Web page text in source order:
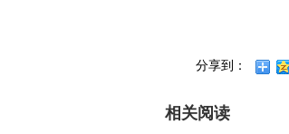
分享到：
相关阅读